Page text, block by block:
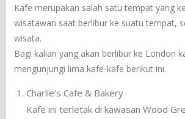
Kafe merupakan salah satu tempat yang
wisatawan saat berlibur ke suatu tempat,
wisata.
Bagi kalian yang akan berlibur ke London
mengunjungi lima kafe-kafe berikut ini.
Charlie’s Cafe & Bakery
Kafe ini terletak di kawasan Wood